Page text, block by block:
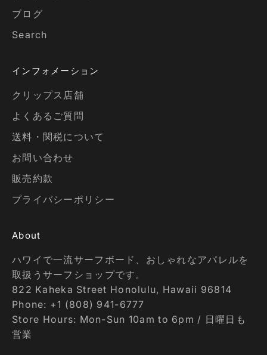
ブログ
Search
インフォメーション
クリップス店舗
よくあるご質問
送料・関税について
お問い合わせ
販売約款
プライバシーポリシー
About
ハワイで一流サーフボード、おしゃれなアパレルを
取扱うサーフショップです。
822 Kaheka Street Honolulu, Hawaii 96814
Phone: +1 (808) 941-6777
Store Hours: Mon-Sun 10am to 6pm / 日曜日も
営業